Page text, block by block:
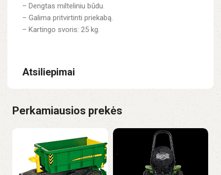
– Dengtas milteliniu būdu.
– Galima pritvirtinti priekabą.
– Kartingo svoris: 25 kg.
Atsiliepimai
Perkamiausios prekės